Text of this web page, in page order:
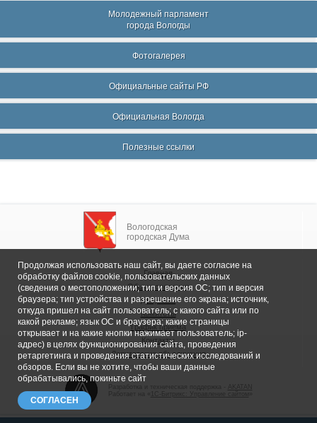
Молодежный парламент
города Вологды
Фотогалерея
Официальные сайты РФ
Официальная Вологда
Полезные ссылки
Вологодская
городская Дума
Главная
Общие сведения
Депутаты
Комитеты
График приема
Контакты
Депутатские объединения
1С-Битрикс: Управление сайтом
Продолжая использовать наш сайт, вы даете согласие на
обработку файлов cookie, пользовательских данных
(сведения о местоположении; тип и версия ОС; тип и версия
браузера; тип устройства и разрешение его экрана; источник,
откуда пришел на сайт пользователь; с какого сайта или по
какой рекламе; язык ОС и браузера; какие страницы
открывает и на какие кнопки нажимает пользователь; ip-
адрес) в целях функционирования сайта, проведения
ретаргетинга и проведения статистических исследований и
обзоров. Если вы не хотите, чтобы ваши данные
обрабатывались, покиньте сайт
СОГЛАСЕН